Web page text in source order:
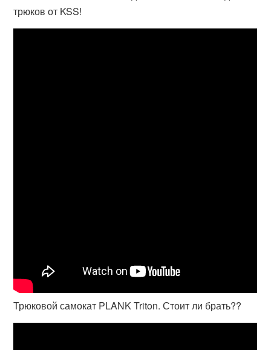
трюков от KSS!
Трюковой самокат PLANK Triton. Стоит ли брать??